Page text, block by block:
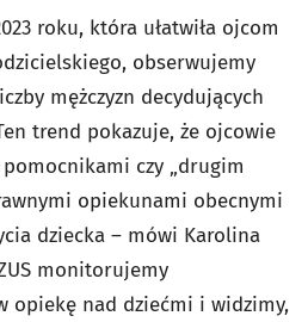
roku, która ułatwiła ojcom
obserwujemy
mężczyzn decydujących
trend pokazuje, że ojcowie
pomocnikami czy „drugim
opiekunami obecnymi
dziecka – mówi Karolina
monitorujemy
opiekę nad dziećmi i widzimy,